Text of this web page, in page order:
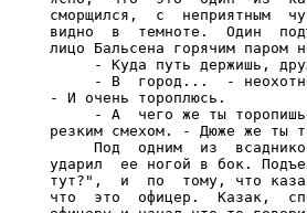
сморщился,  с  неприятным
видно  в  темноте.  Один
лицо Бальсена горячим паром
- Куда путь держишь,
- В  город...  -
- И очень тороплюсь.
- А  чего же ты
резким смехом. - Дюже же ты
Под  одним  из
ударил  ее ногой в бок.
тут?",  и  по  тому, что
что  это  офицер.  Казак,